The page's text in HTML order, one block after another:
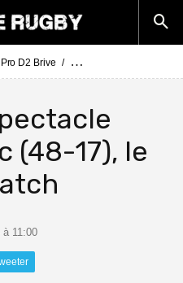
Pro D2 Brive Pro D2 Brive - Aurillac :
(48-17), le
à 11:00